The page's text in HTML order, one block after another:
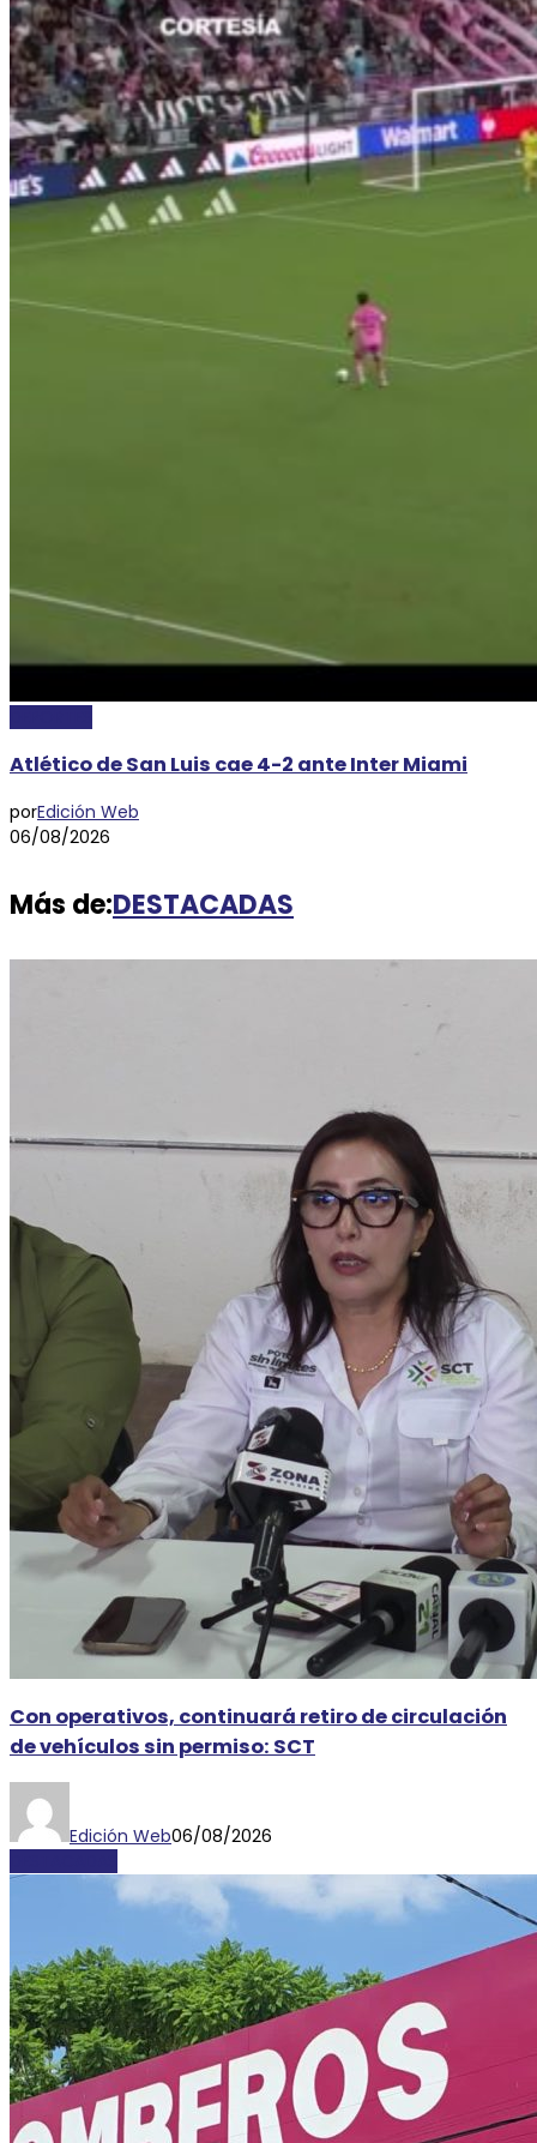
Atlético de San Luis cae 4-2 ante Inter Miami
porEdición Web
06/08/2026
Más de:DESTACADAS
Con operativos, continuará retiro de circulación
de vehículos sin permiso: SCT
Edición Web06/08/2026